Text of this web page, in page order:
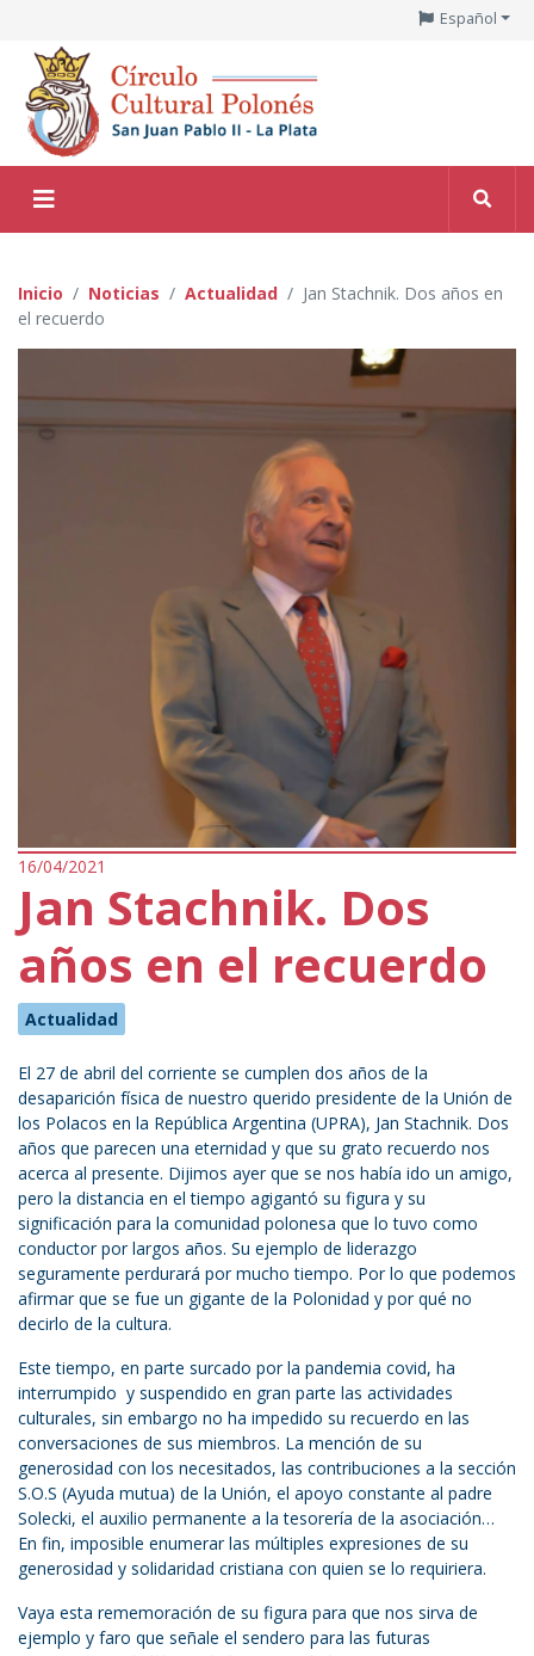
Español
Inicio Noticias Actualidad
Jan Stachnik. Dos años en
el recuerdo
16/04/2021
Jan Stachnik. Dos
años en el recuerdo
Actualidad
El 27 de abril del corriente se cumplen dos años de la
desaparición física de nuestro querido presidente de la Unión de
los Polacos en la República Argentina (UPRA), Jan Stachnik. Dos
años que parecen una eternidad y que su grato recuerdo nos
acerca al presente. Dijimos ayer que se nos había ido un amigo,
pero la distancia en el tiempo agigantó su figura y su
significación para la comunidad polonesa que lo tuvo como
conductor por largos años. Su ejemplo de liderazgo
seguramente perdurará por mucho tiempo. Por lo que podemos
afirmar que se fue un gigante de la Polonidad y por qué no
decirlo de la cultura.
Este tiempo, en parte surcado por la pandemia covid, ha
interrumpido y suspendido en gran parte las actividades
culturales, sin embargo no ha impedido su recuerdo en las
conversaciones de sus miembros. La mención de su
generosidad con los necesitados, las contribuciones a la sección
S.O.S (Ayuda mutua) de la Unión, el apoyo constante al padre
Solecki, el auxilio permanente a la tesorería de la asociación…
En fin, imposible enumerar las múltiples expresiones de su
generosidad y solidaridad cristiana con quien se lo requiriera.
Vaya esta rememoración de su figura para que nos sirva de
ejemplo y faro que señale el sendero para las futuras